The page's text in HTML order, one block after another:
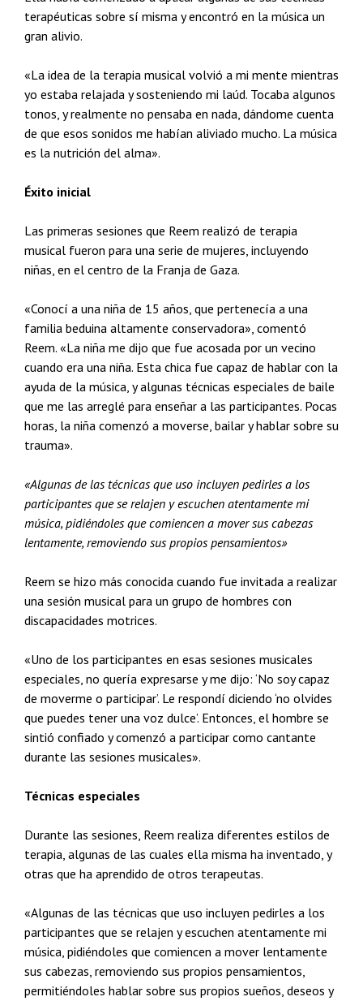
terapéuticas sobre sí misma y encontró en la música un
gran alivio.
«La idea de la terapia musical volvió a mi mente mientras
yo estaba relajada y sosteniendo mi laúd. Tocaba algunos
tonos, y realmente no pensaba en nada, dándome cuenta
de que esos sonidos me habían aliviado mucho. La música
es la nutrición del alma».
Éxito inicial
Las primeras sesiones que Reem realizó de terapia
musical fueron para una serie de mujeres, incluyendo
niñas, en el centro de la Franja de Gaza.
«Conocí a una niña de 15 años, que pertenecía a una
familia beduina altamente conservadora», comentó
Reem. «La niña me dijo que fue acosada por un vecino
cuando era una niña. Esta chica fue capaz de hablar con la
ayuda de la música, y algunas técnicas especiales de baile
que me las arreglé para enseñar a las participantes. Pocas
horas, la niña comenzó a moverse, bailar y hablar sobre su
trauma».
«Algunas de las técnicas que uso incluyen pedirles a los
participantes que se relajen y escuchen atentamente mi
música, pidiéndoles que comiencen a mover sus cabezas
lentamente, removiendo sus propios pensamientos»
Reem se hizo más conocida cuando fue invitada a realizar
una sesión musical para un grupo de hombres con
discapacidades motrices.
«Uno de los participantes en esas sesiones musicales
especiales, no quería expresarse y me dijo: ‘No soy capaz
de moverme o participar’. Le respondí diciendo ‘no olvides
que puedes tener una voz dulce’. Entonces, el hombre se
sintió confiado y comenzó a participar como cantante
durante las sesiones musicales».
Técnicas especiales
Durante las sesiones, Reem realiza diferentes estilos de
terapia, algunas de las cuales ella misma ha inventado, y
otras que ha aprendido de otros terapeutas.
«Algunas de las técnicas que uso incluyen pedirles a los
participantes que se relajen y escuchen atentamente mi
música, pidiéndoles que comiencen a mover lentamente
sus cabezas, removiendo sus propios pensamientos,
permitiéndoles hablar sobre sus propios sueños, deseos y